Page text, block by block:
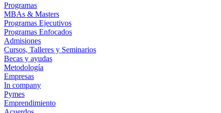
Programas
MBAs & Masters
Programas Ejecutivos
Programas Enfocados
Admisiones
Cursos, Talleres y Seminarios
Becas y ayudas
Metodología
Empresas
In company
Pymes
Emprendimiento